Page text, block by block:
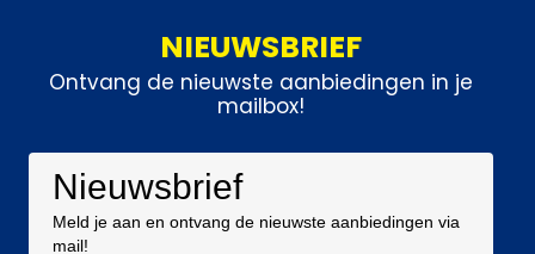
NIEUWSBRIEF
Ontvang de nieuwste aanbiedingen in je
mailbox!
Nieuwsbrief
Meld je aan en ontvang de nieuwste aanbiedingen via
mail!